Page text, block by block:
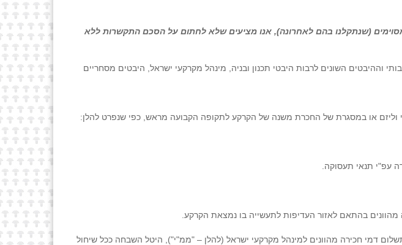
מסוימים (שנתקלנו בהם לאחרונה), אנו מציעים שלא לחתום על הסכם התקשרות ללא
וההיבטים השונים לרבות היבטי תכנון ובניה, מינהל מקרקעי ישראל, היבטים מסחריים
או במסגרת של החכרת משנה של הקרקע לתקופה הקבועה מראש, כפי שנפרט להלן:
עפ"י תנאי תעסוקה.
בהתאם לאזור העדיפות לתעשייה בו נמצאת הקרקע.
דמי חכירה מהוונים למינהל מקרקעי ישראל (להלן – "ממ"י"), היטל השבחה ככל שיחול